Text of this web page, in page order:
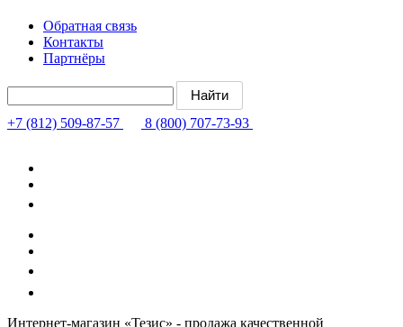
Обратная связь
Контакты
Партнёры
+7 (812) 509-87-57 8 (800) 707-73-93
Интернет-магазин «Тезис» - продажа качественной